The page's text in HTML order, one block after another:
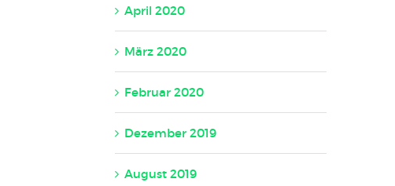
April 2020
März 2020
Februar 2020
Dezember 2019
August 2019